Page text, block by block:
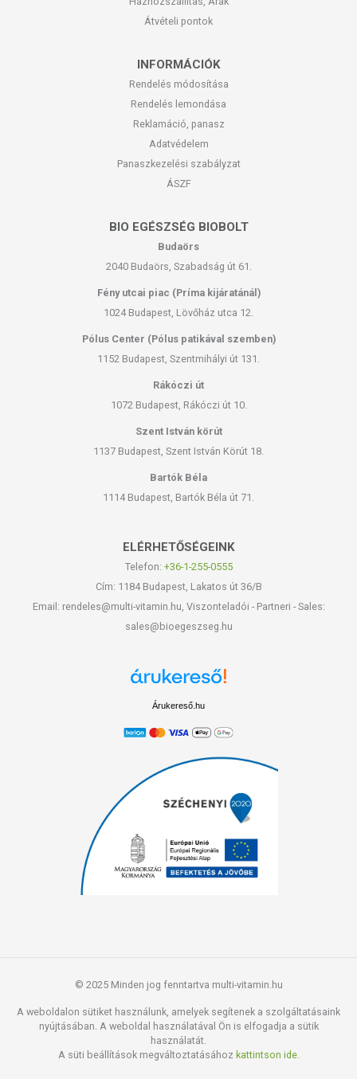
Átvételi pontok
INFORMÁCIÓK
Rendelés módosítása
Rendelés lemondása
Reklamáció, panasz
Adatvédelem
Panaszkezelési szabályzat
ÁSZF
BIO EGÉSZSÉG BIOBOLT
Budaörs
2040 Budaörs, Szabadság út 61.
Fény utcai piac (Príma kijáratánál)
1024 Budapest, Lövőház utca 12.
Pólus Center (Pólus patikával szemben)
1152 Budapest, Szentmihályi út 131.
Rákóczi út
1072 Budapest, Rákóczi út 10.
Szent István körút
1137 Budapest, Szent István Körút 18.
Bartók Béla
1114 Budapest, Bartók Béla út 71.
ELÉRHETŐSÉGEINK
Telefon: +36-1-255-0555
Cím: 1184 Budapest, Lakatos út 36/B
Email: rendeles@multi-vitamin.hu, Viszonteladói - Partneri - Sales:
sales@bioegeszseg.hu
Árukereső.hu
© 2025 Minden jog fenntartva multi-vitamin.hu
A weboldalon sütiket használunk, amelyek segítenek a szolgáltatásaink
nyújtásában. A weboldal használatával Ön is elfogadja a sütik
használatát.
A süti beállítások megváltoztatásához kattintson ide.